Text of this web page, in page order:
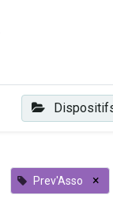
Prev'Asso ×